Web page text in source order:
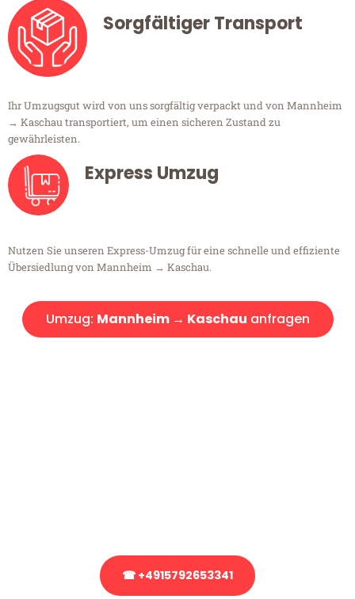
Sorgfältiger Transport
Ihr Umzugsgut wird von uns sorgfältig verpackt und von Mannheim
→ Kaschau transportiert, um einen sicheren Zustand zu
gewährleisten.
Express Umzug
Nutzen Sie unseren Express-Umzug für eine schnelle und effiziente
Übersiedlung von Mannheim → Kaschau.
Umzug: Mannheim → Kaschau anfragen
☎ +4915792653341